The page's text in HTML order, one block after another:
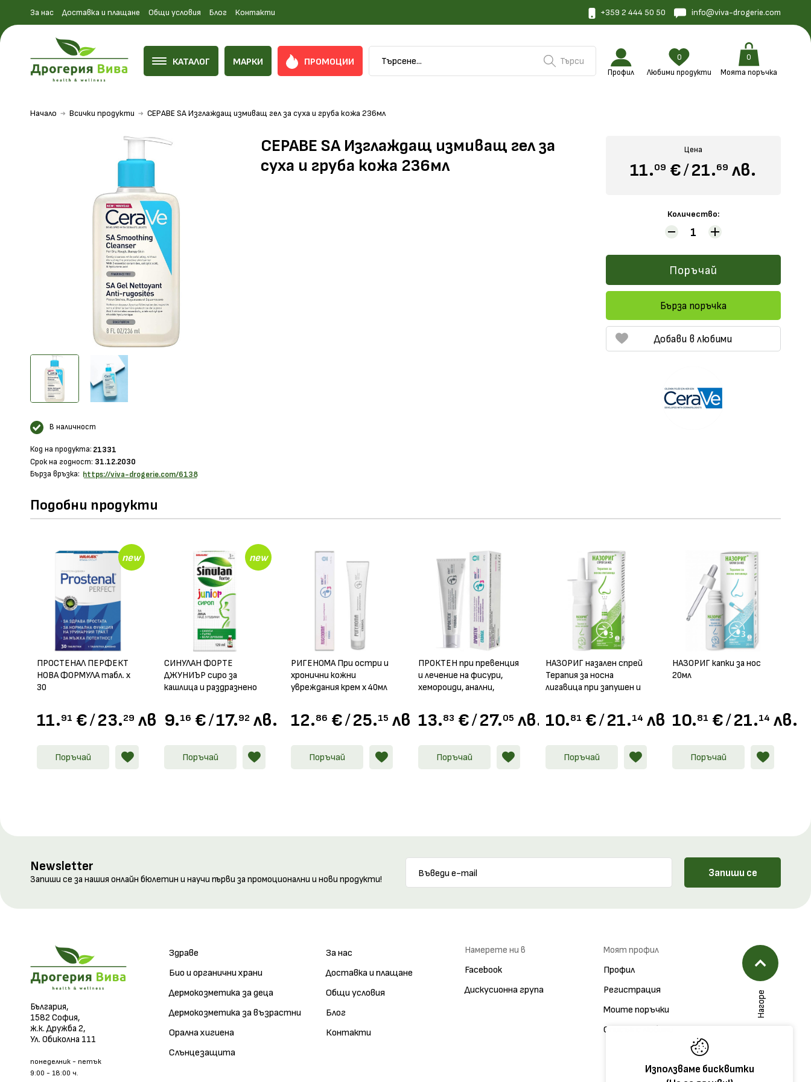
Използваме бисквитки
За нас Доставка и плащане Общи условия Блог Контакти +359 2 444 50 50 info@viva-drogerie.com
КАТАЛОГ МАРКИ ПРОМОЦИИ Търси
Профил Любими продукти
0
0
Моята поръчка
Начало Всички продукти СЕРАВЕ SA Изглаждащ измиващ гел за суха и груба кожа 236мл
В наличност
Код на продукта: 21331
Срок на годност: 31.12.2030
Бърза връзка: https://viva-drogerie.com/6138
СЕРАВЕ SA Изглаждащ измиващ гел за
суха и груба кожа 236мл
Научи повече
Цена
11.09 €/21.69 лв.
Количество:
Поръчай
Бърза поръчка
Добави в любими
Подобни продукти
new
ПРОСТЕНАЛ ПЕРФЕКТ
НОВА ФОРМУЛА табл. х
30
11.91 €/23.29 лв.
Поръчай
new
СИНУЛАН ФОРТЕ
ДЖУНИЪР сиро за
кашлица и раздразнено
9.16 €/17.92 лв.
Поръчай
РИГЕНОМА При остри и
хронични кожни
увреждания крем х 40мл
12.86 €/25.15 лв.
Поръчай
ПРОКТЕН при превенция
и лечение на фисури,
хемороиди, анални,
ендоректални
заболявания крем, 40мл
13.83 €/27.05 лв.
Поръчай
НАЗОРИГ назален спрей
Терапия за носна
лигавица при запушен и
10.81 €/21.14 лв.
Поръчай
НАЗОРИГ капки за нос
20мл
10.81 €/21.14 лв.
Поръчай
Newsletter
Запиши се за нашия онлайн бюлетин и научи първи за промоционални и нови продукти!
Запиши се
България,
1582 София,
ж.к. Дружба 2,
Ул. Обиколна 111
понеделник - петък
9:00 - 18:00 ч.
Здраве
Био и органични храни
Дермокозметика за деца
Дермокозметика за възрастни
Орална хигиена
Слънцезащита
За нас
Доставка и плащане
Общи условия
Блог
Контакти
Намерете ни в
Facebook
Дискусионна група
Моят профил
Профил
Регистрация
Моите поръчки
Списък с любими
Нагоре